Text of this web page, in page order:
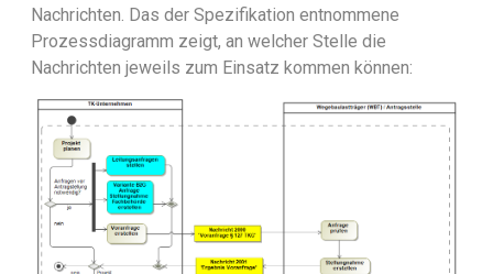
Nachrichten. Das der Spezifikation entnommene
Prozessdiagramm zeigt, an welcher Stelle die
Nachrichten jeweils zum Einsatz kommen können: